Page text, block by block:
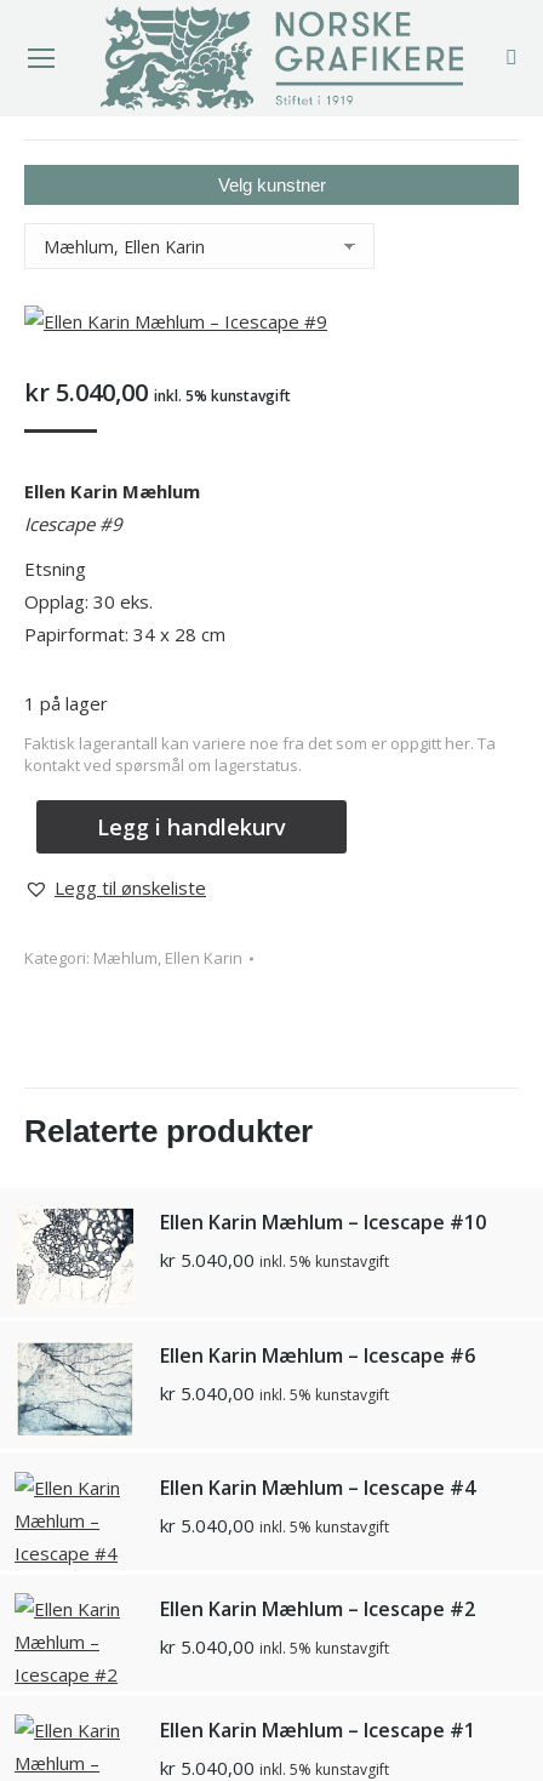
Velg kunstner
kr 5.040,00 inkl. 5% kunstavgift
Ellen Karin Mæhlum
Icescape #9
Etsning
Opplag: 30 eks.
Papirformat: 34 x 28 cm
1 på lager
Faktisk lagerantall kan variere noe fra det som er oppgitt her. Ta
kontakt ved spørsmål om lagerstatus.
Legg i handlekurv
Legg til ønskeliste
Kategori: Mæhlum, Ellen Karin
Relaterte produkter
Ellen Karin Mæhlum – Icescape #10
kr 5.040,00 inkl. 5% kunstavgift
Ellen Karin Mæhlum – Icescape #6
kr 5.040,00 inkl. 5% kunstavgift
Ellen Karin Mæhlum – Icescape #4
kr 5.040,00 inkl. 5% kunstavgift
Ellen Karin Mæhlum – Icescape #2
kr 5.040,00 inkl. 5% kunstavgift
Ellen Karin Mæhlum – Icescape #1
kr 5.040,00 inkl. 5% kunstavgift